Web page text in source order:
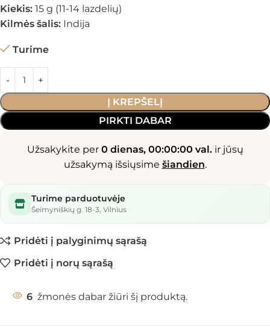
Kiekis: 15 g (11-14 lazdelių)
Kilmės šalis: Indija
Turime
Į KREPŠELĮ
PIRKTI DABAR
Užsakykite per 0 dienas, 00:00:00 val.ir jūsų
užsakymą išsiųsime šiandien.
Turime parduotuvėje
Šeimyniškių g. 18-3, Vilnius
Pridėti į palyginimų sąrašą
Pridėti į norų sąrašą
6 žmonės dabar žiūri šį produktą.